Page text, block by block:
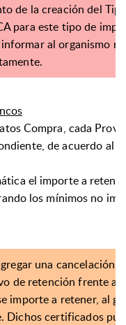
de la creación del
para este tipo de
al organismo
Compra, cada
de acuerdo al
el importe a
los mínimos no
una
de retención frente a
importe a retener, al
Dichos certificados